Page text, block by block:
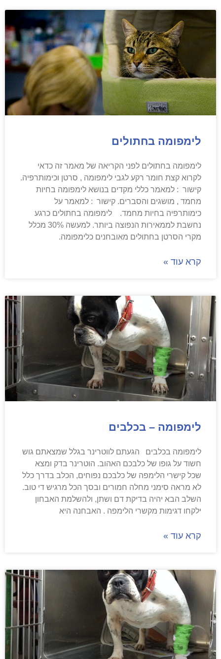
לימפומה בחתולים
לימפומה בחתולים לפני הקריאה של מאמר זה כדאי
לקרוא קצת חומר רקע לגבי לימפומה , סרטן וכימותרפיה.
קישור : למאמר כללי מקדים בנושא לימפומה בחיות
מחמד , מושגים והסברים. קישור : למאמר על
כימותרפיה בחיות מחמד. לימפומה בחתולים כרגע
נחשבת לממאירות הנפוצה ביותר. למעשה 30% מכלל
מקרי הסרטן בחתולים מאובחנים כלימפומה.
קרא עוד »
לימפומה – בכלבים
לימפומה בכלבים הגעתם לווטרינר בגלל שמצאתם גוש
חשוד על גופו של כלבכם האהוב. הוטרינר בדק ומצא
שכל קישרי הלימפה של כלבכם נפוחים, הכלב בדרך כלל
לא מראה סימני מחלה חמורים ובסך הכל מרגיש די טוב.
השלב הבא יהיה בדיקת דם ושתן, ולהשלמת האבחון
ילקחו דגימות מקשרי הלימפה . האבחנה היא
קרא עוד »